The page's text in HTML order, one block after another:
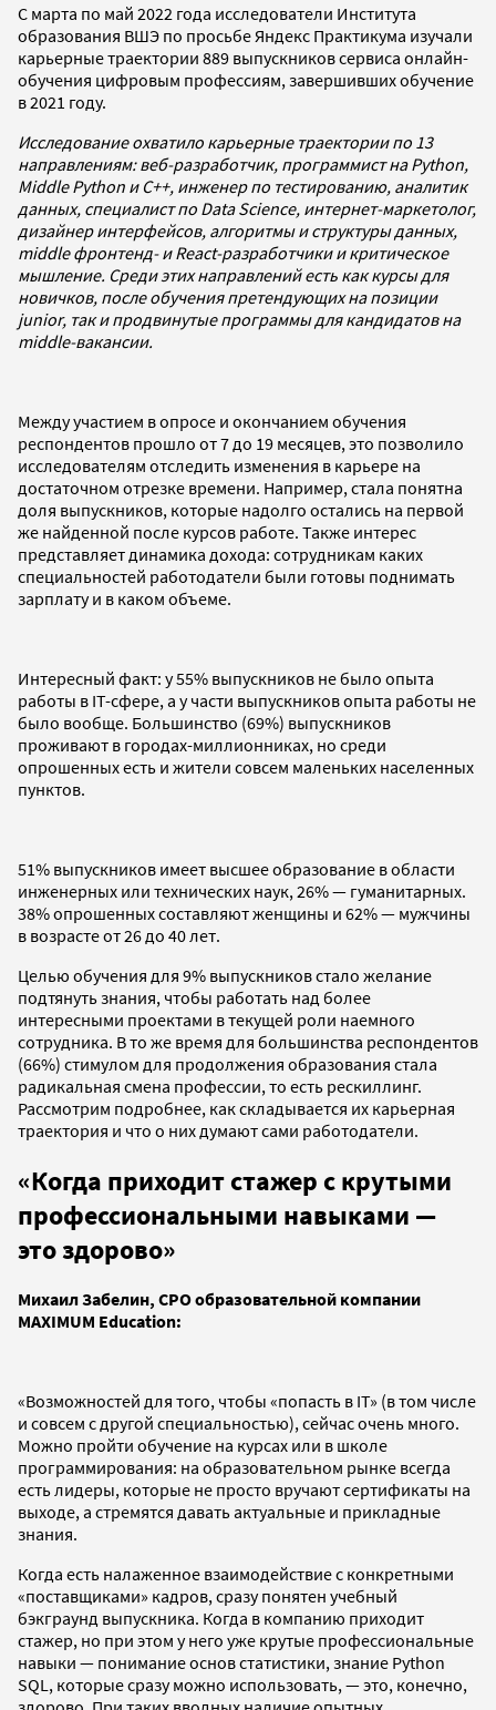
С марта по май 2022 года исследователи Института
образования ВШЭ по просьбе Яндекс Практикума изучали
карьерные траектории 889 выпускников сервиса онлайн-
обучения цифровым профессиям, завершивших обучение
в 2021 году.
Исследование охватило карьерные траектории по 13
направлениям: веб-разработчик, программист на Python,
Middle Python и C++, инженер по тестированию, аналитик
данных, специалист по Data Science, интернет-маркетолог,
дизайнер интерфейсов, алгоритмы и структуры данных,
middle фронтенд- и React-разработчики и критическое
мышление. Среди этих направлений есть как курсы для
новичков, после обучения претендующих на позиции
junior, так и продвинутые программы для кандидатов на
middle-вакансии.
Между участием в опросе и окончанием обучения
респондентов прошло от 7 до 19 месяцев, это позволило
исследователям отследить изменения в карьере на
достаточном отрезке времени. Например, стала понятна
доля выпускников, которые надолго остались на первой
же найденной после курсов работе. Также интерес
представляет динамика дохода: сотрудникам каких
специальностей работодатели были готовы поднимать
зарплату и в каком объеме.
Интересный факт: у 55% выпускников не было опыта
работы в IT-сфере, а у части выпускников опыта работы не
было вообще. Большинство (69%) выпускников
проживают в городах-миллионниках, но среди
опрошенных есть и жители совсем маленьких населенных
пунктов.
51% выпускников имеет высшее образование в области
инженерных или технических наук, 26% — гуманитарных.
38% опрошенных составляют женщины и 62% — мужчины
в возрасте от 26 до 40 лет.
Целью обучения для 9% выпускников стало желание
подтянуть знания, чтобы работать над более
интересными проектами в текущей роли наемного
сотрудника. В то же время для большинства респондентов
(66%) стимулом для продолжения образования стала
радикальная смена профессии, то есть рескиллинг.
Рассмотрим подробнее, как складывается их карьерная
траектория и что о них думают сами работодатели.
«Когда приходит стажер с крутыми
профессиональными навыками —
это здорово»
Михаил Забелин, CPO образовательной компании
MAXIMUM Education:
«Возможностей для того, чтобы «попасть в IT» (в том числе
и совсем с другой специальностью), сейчас очень много.
Можно пройти обучение на курсах или в школе
программирования: на образовательном рынке всегда
есть лидеры, которые не просто вручают сертификаты на
выходе, а стремятся давать актуальные и прикладные
знания.
Когда есть налаженное взаимодействие с конкретными
«поставщиками» кадров, сразу понятен учебный
бэкграунд выпускника. Когда в компанию приходит
стажер, но при этом у него уже крутые профессиональные
навыки — понимание основ статистики, знание Python
SQL, которые сразу можно использовать, — это, конечно,